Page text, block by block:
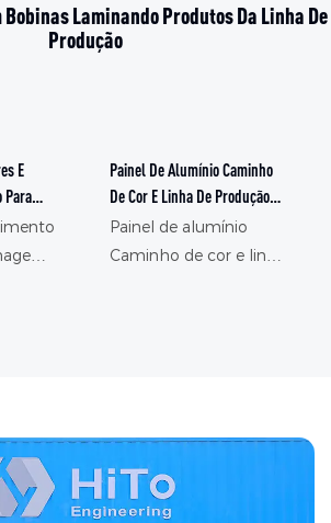
Bobinas Laminando Produtos Da Linha De
Produção
E
Para
-
De
o
Painel De Alumínio Caminho
De Cor E Linha De Produção
Laminada - Linha De
Revestimento De Fluoreto De
Painel de alumínio
Caminho de cor e linha
polivinilideno da linha
de cores do painel de